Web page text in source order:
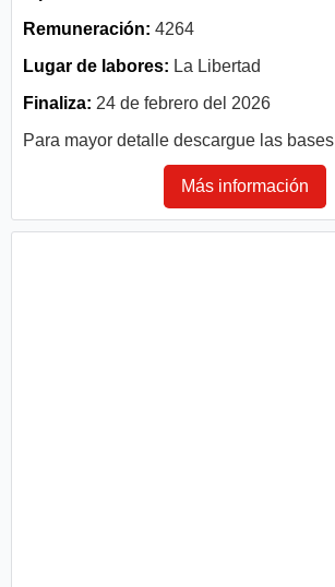
Remuneración: 4264
Lugar de labores: La Libertad
Finaliza: 24 de febrero del 2026
Para mayor detalle descargue las bases
Más información